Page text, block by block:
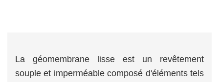
La géomembrane lisse est un revêtement
souple et imperméable composé d'éléments tels